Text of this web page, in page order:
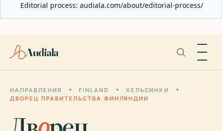
Editorial process: audiala.com/about/editorial-process/
Audiala
НАПРАВЛЕНИЯ FINLAND
ХЕЛЬСИНКИ
ДВОРЕЦ ПРАВИТЕЛЬСТВА ФИНЛЯНДИИ